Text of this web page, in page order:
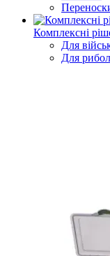
Комплексні
Для
Для